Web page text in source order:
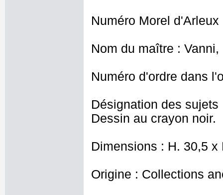
Numéro Morel d'Arleux
Nom du maître :
Numéro d'ordre dans
Désignation des
Dessin au crayon noir.
Dimensions : H. 30,5 x
Origine : Collections